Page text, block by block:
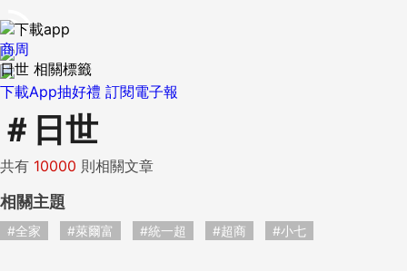
下載App抽好禮 訂閱電子報
商周
日世 相關標籤
＃ 日世
共有 10000 則相關文章
相關主題
#全家 #萊爾富 #統一超 #超商 #小七